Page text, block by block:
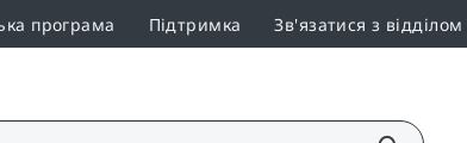
програма Підтримка Зв'язатися з